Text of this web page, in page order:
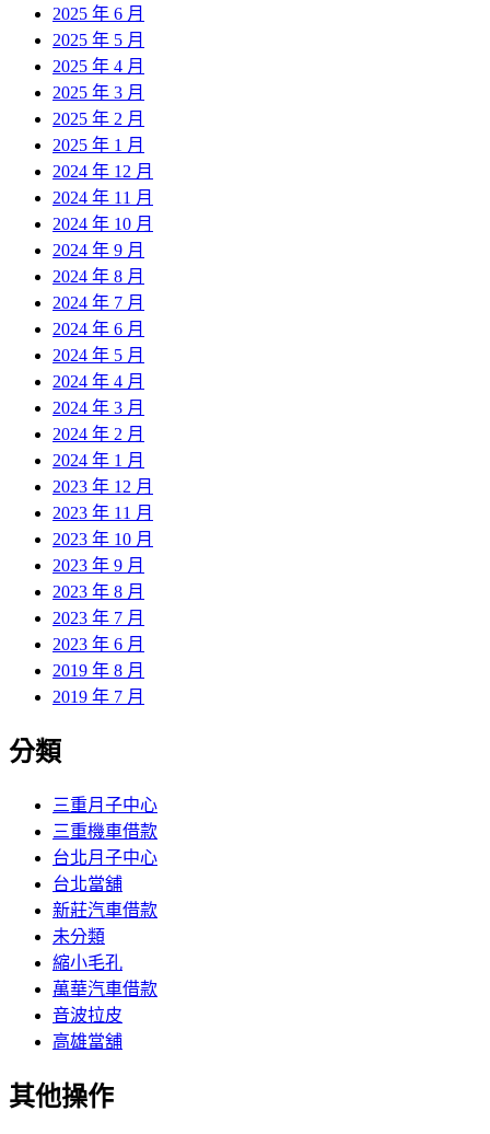
2025 年 6 月
2025 年 5 月
2025 年 4 月
2025 年 3 月
2025 年 2 月
2025 年 1 月
2024 年 12 月
2024 年 11 月
2024 年 10 月
2024 年 9 月
2024 年 8 月
2024 年 7 月
2024 年 6 月
2024 年 5 月
2024 年 4 月
2024 年 3 月
2024 年 2 月
2024 年 1 月
2023 年 12 月
2023 年 11 月
2023 年 10 月
2023 年 9 月
2023 年 8 月
2023 年 7 月
2023 年 6 月
2019 年 8 月
2019 年 7 月
分類
三重月子中心
三重機車借款
台北月子中心
台北當舖
新莊汽車借款
未分類
縮小毛孔
萬華汽車借款
音波拉皮
高雄當舖
其他操作